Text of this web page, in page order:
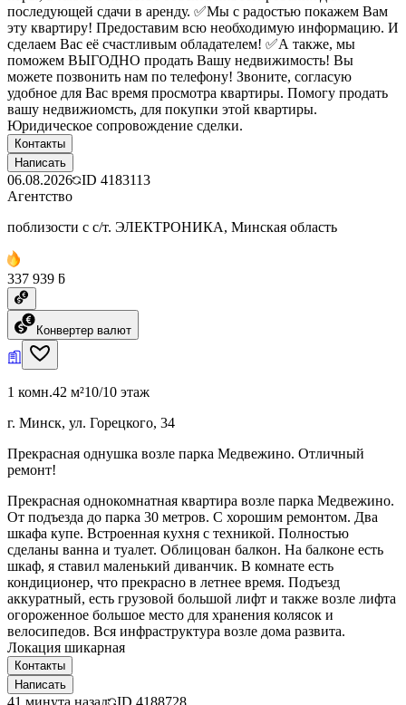
последующей сдачи в аренду. ✅Мы с радостью покажем Вам
эту квартиру! Предоставим всю необходимую информацию. И
сделаем Вас её счастливым обладателем! ✅А также, мы
поможем ВЫГОДНО продать Вашу недвижимость! Вы
можете позвонить нам по телефону! Звоните, согласую
удобное для Вас время просмотра квартиры. Помогу продать
вашу недвижиомсть, для покупки этой квартиры.
Юридическое сопровождение сделки.
Контакты
Написать
06.08.2026 ID 4183113
Агентство
поблизости с с/т. ЭЛЕКТРОНИКА, Минская область
337 939 ƃ
Конвертер валют
1 комн.42 м²10/10 этаж
г. Минск, ул. Горецкого, 34
Прекрасная однушка возле парка Медвежино. Отличный
ремонт!
Прекрасная однокомнатная квартира возле парка Медвежино.
От подъезда до парка 30 метров. С хорошим ремонтом. Два
шкафа купе. Встроенная кухня с техникой. Полностью
сделаны ванна и туалет. Облицован балкон. На балконе есть
шкаф, я ставил маленький диванчик. В комнате есть
кондиционер, что прекрасно в летнее время. Подъезд
аккуратный, есть грузовой большой лифт и также возле лифта
огороженное большое место для хранения колясок и
велосипедов. Вся инфраструктура возле дома развита.
Локация шикарная
Контакты
Написать
41 минута назад ID 4188728